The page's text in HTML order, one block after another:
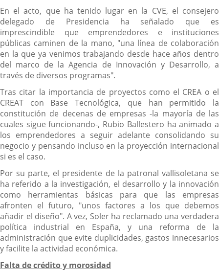
En el acto, que ha tenido lugar en la CVE, el consejero
delegado de Presidencia ha señalado que es
imprescindible que emprendedores e instituciones
públicas caminen de la mano, "una línea de colaboración
en la que ya venimos trabajando desde hace años dentro
del marco de la Agencia de Innovación y Desarrollo, a
través de diversos programas".
Tras citar la importancia de proyectos como el CREA o el
CREAT con Base Tecnológica, que han permitido la
constitución de decenas de empresas -la mayoría de las
cuales sigue funcionando-, Rubio Ballestero ha animado a
los emprendedores a seguir adelante consolidando su
negocio y pensando incluso en la proyección internacional
si es el caso.
Por su parte, el presidente de la patronal vallisoletana se
ha referido a la investigación, el desarrollo y la innovación
como herramientas básicas para que las empresas
afronten el futuro, "unos factores a los que debemos
añadir el diseño". A vez, Soler ha reclamado una verdadera
política industrial en España, y una reforma de la
administración que evite duplicidades, gastos innecesarios
y facilite la actividad económica.
Falta de crédito y morosidad